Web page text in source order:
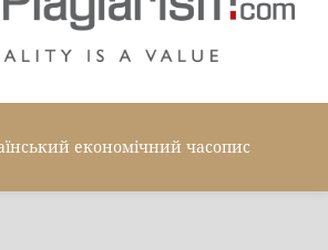
економічний часопис